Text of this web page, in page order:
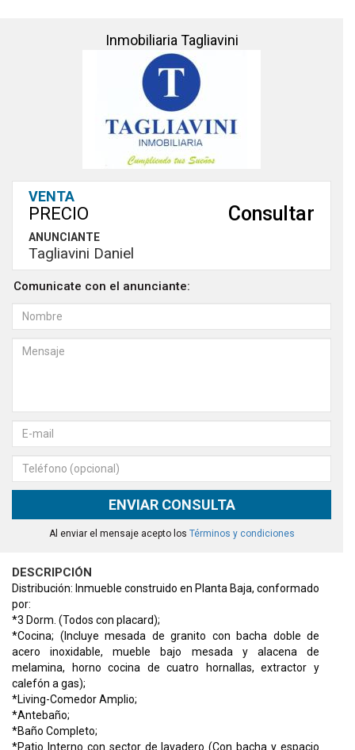
Inmobiliaria Tagliavini
VENTA
PRECIO Consultar
ANUNCIANTE
Tagliavini Daniel
Comunicate con el anunciante:
ENVIAR CONSULTA
Al enviar el mensaje acepto los Términos y condiciones
DESCRIPCIÓN
Distribución: Inmueble construido en Planta Baja, conformado
por:
*3 Dorm. (Todos con placard);
*Cocina; (Incluye mesada de granito con bacha doble de
acero inoxidable, mueble bajo mesada y alacena de
melamina, horno cocina de cuatro hornallas, extractor y
calefón a gas);
*Living-Comedor Amplio;
*Antebaño;
*Baño Completo;
*Patio Interno con sector de lavadero (Con bacha y espacio